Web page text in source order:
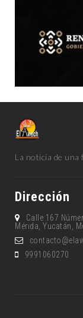
La noticia de una
Dirección
Calle 167
Mérida, Yucatán,
9991060270